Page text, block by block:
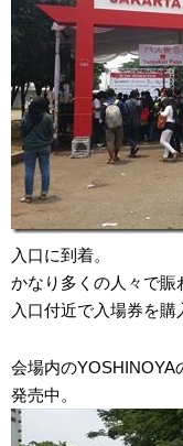
入口に到着。
かなり多くの人々で賑
入口付近で入場券を購
会場内のYOSHINOYA
発売中。